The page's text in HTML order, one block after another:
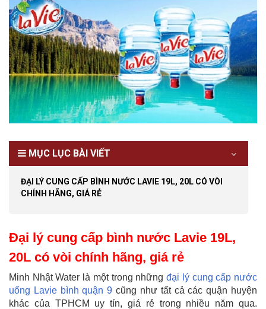
MỤC LỤC BÀI VIẾT
ĐẠI LÝ CUNG CẤP BÌNH NƯỚC LAVIE 19L, 20L CÓ VÒI
CHÍNH HÃNG, GIÁ RẺ
Đại lý cung cấp bình nước Lavie 19L,
20L có vòi chính hãng, giá rẻ
Minh Nhật Water là một trong nhữngđại lý cung cấp nước
uống Lavie bình quận 9 cũng như tất cả các quận huyện
khác của TPHCM uy tín, giá rẻ trong nhiều năm qua.